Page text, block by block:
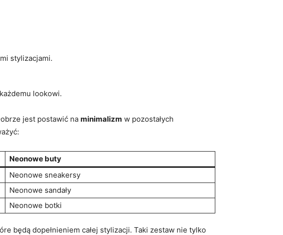
stylizacjami.
lookowi.
jest postawić na minimalizm w⁣ pozostałych
Neonowe buty
Neonowe sneakersy
Neonowe⁣ sandały
Neonowe botki
będą dopełnieniem⁢ całej stylizacji. Taki zestaw nie tylko